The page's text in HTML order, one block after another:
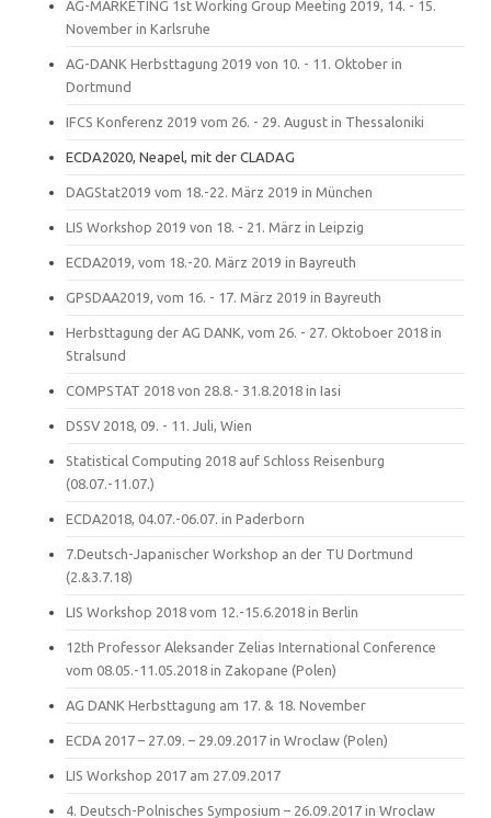
AG-MARKETING 1st Working Group Meeting 2019, 14. - 15.
November in Karlsruhe
AG-DANK Herbsttagung 2019 von 10. - 11. Oktober in
Dortmund
IFCS Konferenz 2019 vom 26. - 29. August in Thessaloniki
ECDA2020, Neapel, mit der CLADAG
DAGStat2019 vom 18.-22. März 2019 in München
LIS Workshop 2019 von 18. - 21. März in Leipzig
ECDA2019, vom 18.-20. März 2019 in Bayreuth
GPSDAA2019, vom 16. - 17. März 2019 in Bayreuth
Herbsttagung der AG DANK, vom 26. - 27. Oktoboer 2018 in
Stralsund
COMPSTAT 2018 von 28.8.- 31.8.2018 in Iasi
DSSV 2018, 09. - 11. Juli, Wien
Statistical Computing 2018 auf Schloss Reisenburg
(08.07.-11.07.)
ECDA2018, 04.07.-06.07. in Paderborn
7.Deutsch-Japanischer Workshop an der TU Dortmund
(2.&3.7.18)
LIS Workshop 2018 vom 12.-15.6.2018 in Berlin
12th Professor Aleksander Zelias International Conference
vom 08.05.-11.05.2018 in Zakopane (Polen)
AG DANK Herbsttagung am 17. & 18. November
ECDA 2017 – 27.09. – 29.09.2017 in Wroclaw (Polen)
LIS Workshop 2017 am 27.09.2017
4. Deutsch-Polnisches Symposium – 26.09.2017 in Wroclaw